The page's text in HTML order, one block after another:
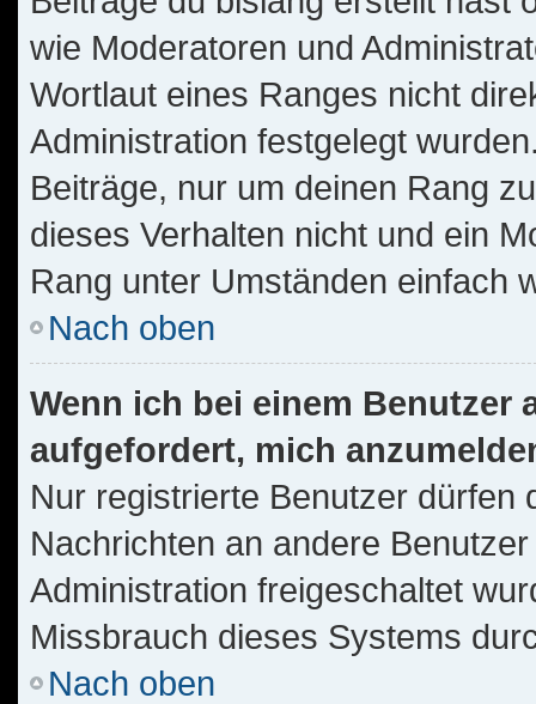
wie Moderatoren und
Wortlaut eines Ranges nicht
Administration festgelegt
Beiträge, nur um deinen Rang
dieses Verhalten nicht und ein
Rang unter Umständen einfach
Nach oben
Wenn ich bei einem Benutzer
aufgefordert, mich
Nur registrierte Benutzer dürfen
Nachrichten an andere
Administration freigeschaltet
Missbrauch dieses Systems
Nach oben